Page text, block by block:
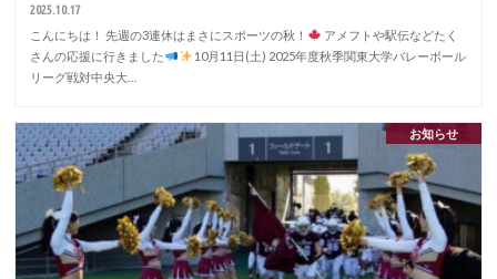
2025.10.17
こんにちは！ 先週の3連休はまさにスポーツの秋！
アメフトや駅伝などたく
さんの応援に行きました
10月11日(土) 2025年度秋季関東大学バレーボール
リーグ戦対中央大…
お知らせ